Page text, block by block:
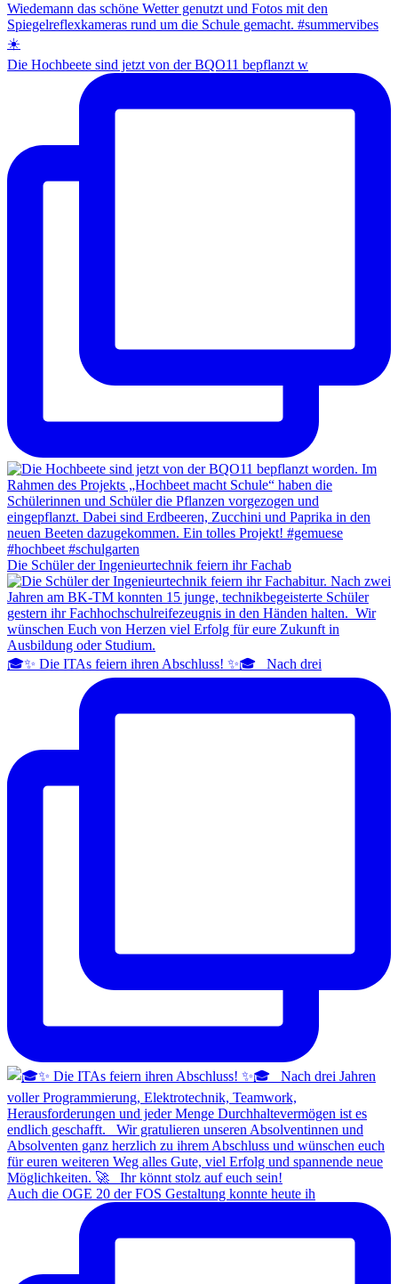
Die Hochbeete sind jetzt von der BQO11 bepflanzt w
Die Schüler der Ingenieurtechnik feiern ihr Fachab
🎓✨ Die ITAs feiern ihren Abschluss! ✨🎓 Nach drei
Auch die OGE 20 der FOS Gestaltung konnte heute ih